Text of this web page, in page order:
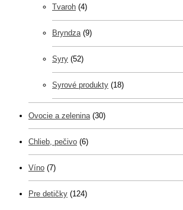
Tvaroh (4)
Bryndza (9)
Syry (52)
Syrové produkty (18)
Ovocie a zelenina (30)
Chlieb, pečivo (6)
Víno (7)
Pre detičky (124)